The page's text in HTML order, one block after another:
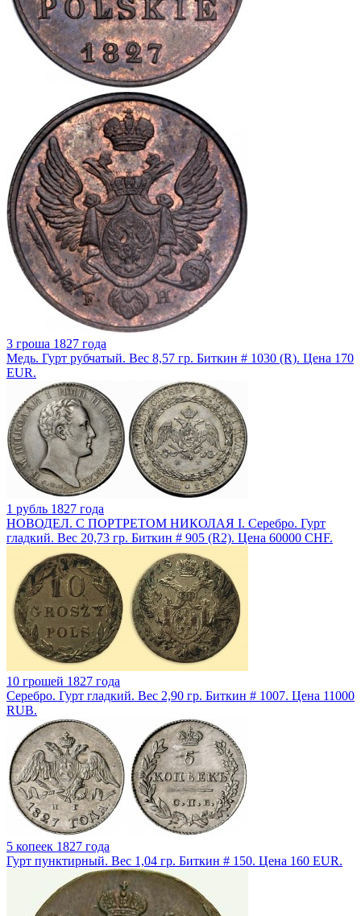
3 гроша 1827 года
Медь. Гурт рубчатый. Вес 8,57 гр. Биткин # 1030 (R). Цена 170
EUR.
1 рубль 1827 года
НОВОДЕЛ. С ПОРТРЕТОМ НИКОЛАЯ I. Серебро. Гурт
гладкий. Вес 20,73 гр. Биткин # 905 (R2). Цена 60000 CHF.
10 грошей 1827 года
Серебро. Гурт гладкий. Вес 2,90 гр. Биткин # 1007. Цена 11000
RUB.
5 копеек 1827 года
Гурт пунктирный. Вес 1,04 гр. Биткин # 150. Цена 160 EUR.